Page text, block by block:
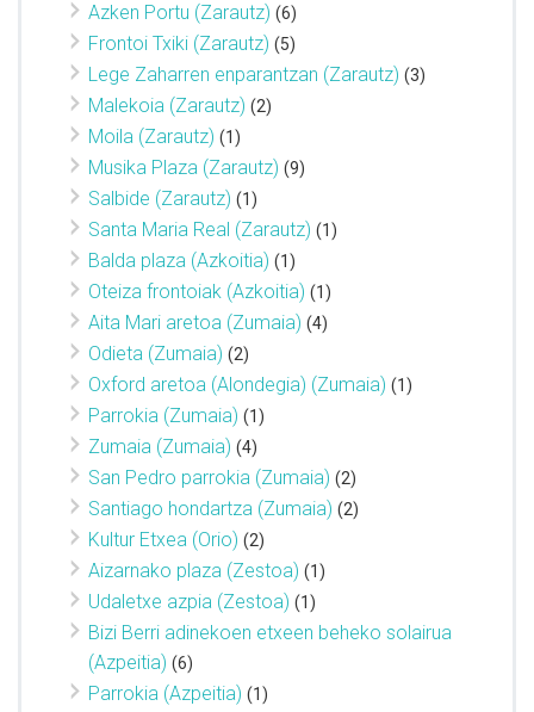
Azken Portu (Zarautz) (6)
Frontoi Txiki (Zarautz) (5)
Lege Zaharren enparantzan (Zarautz) (3)
Malekoia (Zarautz) (2)
Moila (Zarautz) (1)
Musika Plaza (Zarautz) (9)
Salbide (Zarautz) (1)
Santa Maria Real (Zarautz) (1)
Balda plaza (Azkoitia) (1)
Oteiza frontoiak (Azkoitia) (1)
Aita Mari aretoa (Zumaia) (4)
Odieta (Zumaia) (2)
Oxford aretoa (Alondegia) (Zumaia) (1)
Parrokia (Zumaia) (1)
Zumaia (Zumaia) (4)
San Pedro parrokia (Zumaia) (2)
Santiago hondartza (Zumaia) (2)
Kultur Etxea (Orio) (2)
Aizarnako plaza (Zestoa) (1)
Udaletxe azpia (Zestoa) (1)
Bizi Berri adinekoen etxeen beheko solairua
(Azpeitia) (6)
Parrokia (Azpeitia) (1)